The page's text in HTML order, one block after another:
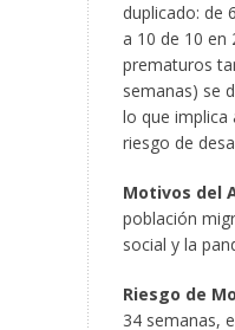
duplicado: de
a 10 de 10 en
prematuros
semanas) se
lo que
riesgo de
Motivos del
población
social y la
Riesgo de
34 semanas,